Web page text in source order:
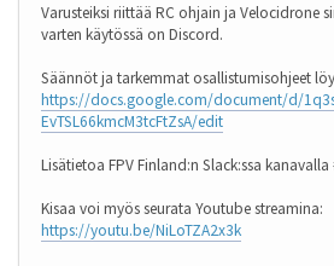
Varusteiksi riittää RC ohjain ja Velocidrone
varten käytössä on Discord.
Säännöt ja tarkemmat osallistumisohjeet
https://docs.google.com/document/d/
EvTSL66kmcM3tcFtZsA/edit
Lisätietoa FPV Finland:n Slack:ssa
Kisaa voi myös seurata Youtube streamina:
https://youtu.be/NiLoTZA2x3k